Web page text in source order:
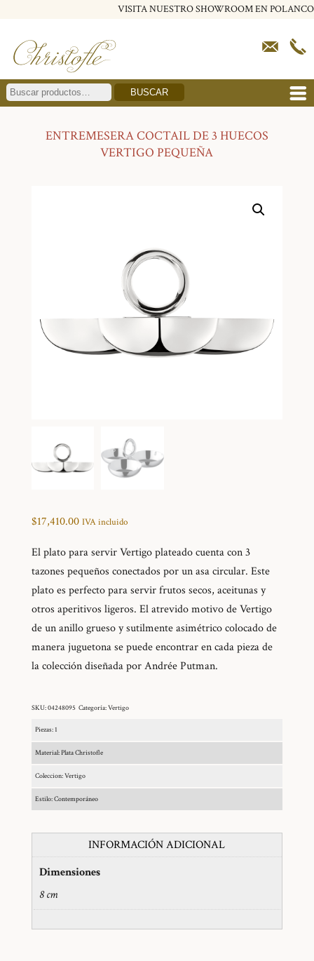
VISITA NUESTRO SHOWROOM EN POLANCO
BUSCAR
ENTREMESERA COCTAIL DE 3 HUECOS
VERTIGO PEQUEÑA
$17,410.00 IVA incluido
El plato para servir Vertigo plateado cuenta con 3
tazones pequeños conectados por un asa circular. Este
plato es perfecto para servir frutos secos, aceitunas y
otros aperitivos ligeros. El atrevido motivo de Vertigo
de un anillo grueso y sutilmente asimétrico colocado de
manera juguetona se puede encontrar en cada pieza de
la colección diseñada por Andrée Putman.
SKU:04248095 Categoría:Vertigo
Piezas: 1
Material: Plata Christofle
Coleccion: Vertigo
Estilo: Contemporáneo
INFORMACIÓN ADICIONAL
Dimensiones
8 cm